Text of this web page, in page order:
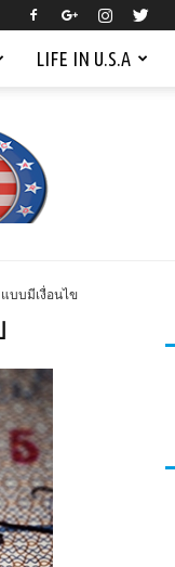
LIFE IN U.S.A
บบมีเงื่อนไข